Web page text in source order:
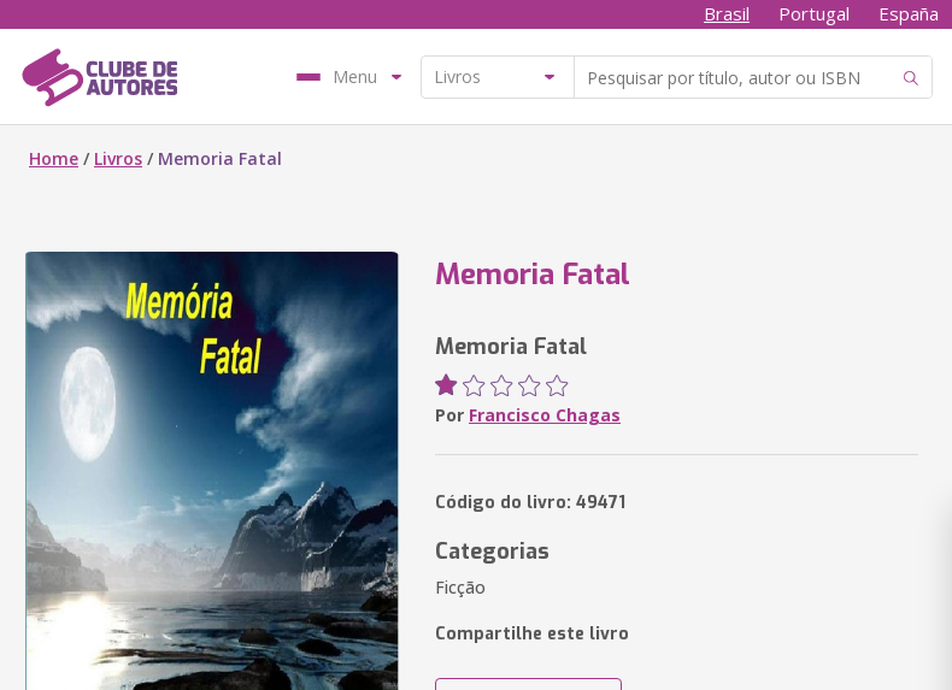
Brasil Portugal España
Menu
Home / Livros / Memoria Fatal
Memoria Fatal
Memoria Fatal
Por Francisco Chagas
Código do livro: 49471
Categorias
Ficção
Compartilhe este livro